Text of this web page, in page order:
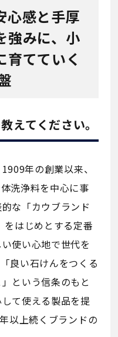
心感と手厚
強みに、小
育てていく
えてください。
年の創業以来、
洗浄料を中心に事
な「カウブランド
はじめとする定番
使い心地で世代を
良い石けんをつくる
という信条のもと
て使える製品を提
以上続くブランドの